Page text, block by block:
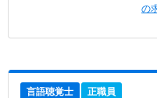
の
言語聴覚士 正職員